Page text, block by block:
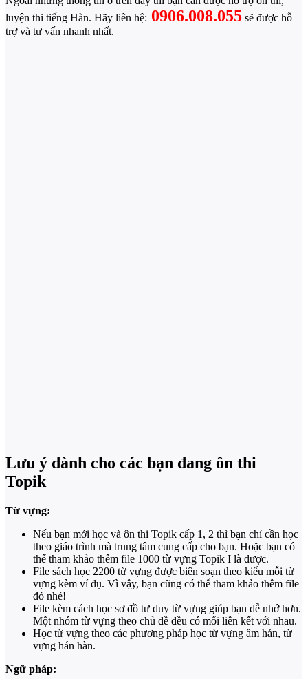
luyện thi tiếng Hàn. Hãy liên hệ: 0906.008.055 sẽ được hỗ
trợ và tư vấn nhanh nhất.
Lưu ý dành cho các bạn đang ôn thi
Topik
Từ vựng:
Nếu bạn mới học và ôn thi Topik cấp 1, 2 thì bạn chỉ cần học
theo giáo trình mà trung tâm cung cấp cho bạn. Hoặc bạn có
thể tham khảo thêm file 1000 từ vựng Topik I là được.
File sách học 2200 từ vựng được biên soạn theo kiểu mỗi từ
vựng kèm ví dụ. Vì vậy, bạn cũng có thể tham khảo thêm file
đó nhé!
File kèm cách học sơ đồ tư duy từ vựng giúp bạn dễ nhớ hơn.
Một nhóm từ vựng theo chủ đề đều có mối liên kết với nhau.
Học từ vựng theo các phương pháp học từ vựng âm hán, từ
vựng hán hàn.
Ngữ pháp: